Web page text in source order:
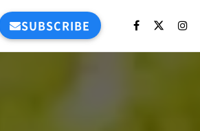
SUBSCRIBE